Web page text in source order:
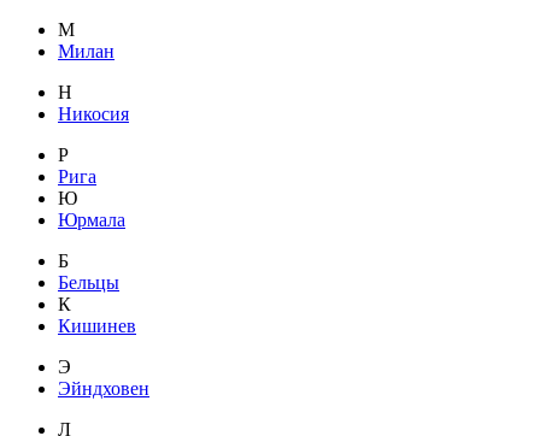
М
Милан
Н
Никосия
Р
Рига
Ю
Юрмала
Б
Бельцы
К
Кишинев
Э
Эйндховен
Л